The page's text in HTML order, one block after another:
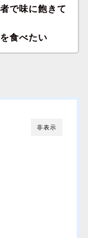
で味に飽きて
食べたい
非表示